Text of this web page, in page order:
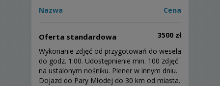
Nazwa Cena
Oferta standardowa
3500 zł
Wykonanie zdjęć od przygotowań do wesela
do godz. 1:00. Udostępnienie min. 100 zdjęć
na ustalonym nośniku. Plener w innym dniu.
Dojazd do Pary Młodej do 30 km od miasta.